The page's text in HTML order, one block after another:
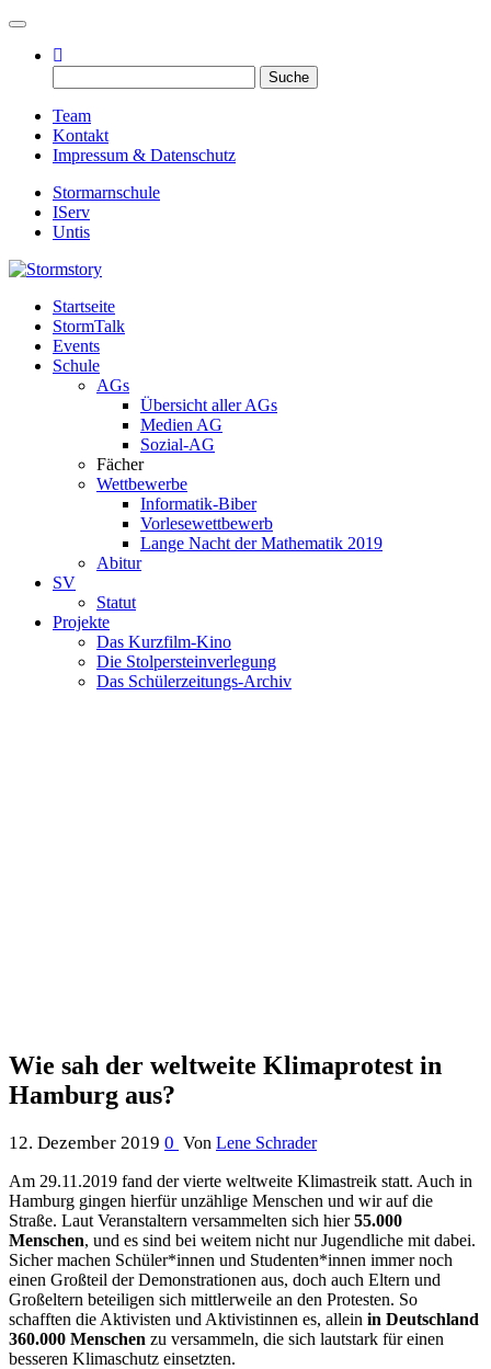
Toggle navigation
nach:
Team
Kontakt
Impressum & Datenschutz
Stormarnschule
IServ
Untis
Stormstory
Eure digitale Schülerzeitung
Startseite
StormTalk
Events
Schule
AGs
Übersicht aller AGs
Medien AG
Sozial-AG
Fächer
Wettbewerbe
Informatik-Biber
Vorlesewettbewerb
Lange Nacht der Mathematik 2019
Abitur
SV
Statut
Projekte
Das Kurzfilm-Kino
Die Stolpersteinverlegung
Das Schülerzeitungs-Archiv
Wie sah der weltweite Klimaprotest in
Hamburg aus?
12. Dezember 2019 0 Von Lene Schrader
Am 29.11.2019 fand der vierte weltweite Klimastreik statt. Auch in
Hamburg gingen hierfür unzählige Menschen und wir auf die
Straße. Laut Veranstaltern versammelten sich hier55.000
Menschen, und es sind bei weitem nicht nur Jugendliche mit dabei.
Sicher machen Schüler*innen und Studenten*innen immer noch
einen Großteil der Demonstrationen aus, doch auch Eltern und
Großeltern beteiligen sich mittlerweile an den Protesten. So
schafften die Aktivisten und Aktivistinnen es, allein in Deutschland
360.000 Menschen zu versammeln, die sich lautstark für einen
besseren Klimaschutz einsetzten.